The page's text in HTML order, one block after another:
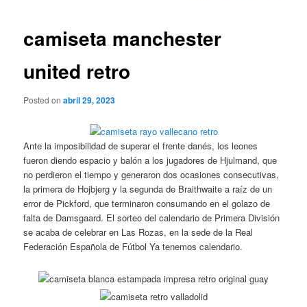
camiseta manchester
united retro
Posted onabril 29, 2023
Ante la imposibilidad de superar el frente danés, los leones
fueron diendo espacio y balón a los jugadores de Hjulmand, que
no perdieron el tiempo y generaron dos ocasiones consecutivas,
la primera de Hojbjerg y la segunda de Braithwaite a raíz de un
error de Pickford, que terminaron consumando en el golazo de
falta de Damsgaard. El sorteo del calendario de Primera División
se acaba de celebrar en Las Rozas, en la sede de la Real
Federación Española de Fútbol Ya tenemos calendario.